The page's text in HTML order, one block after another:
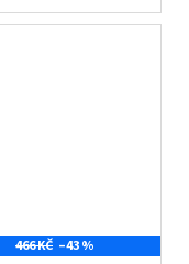
466 KČ –43 %